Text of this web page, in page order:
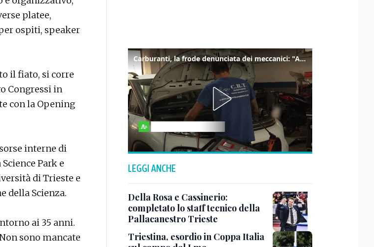
platee,
ospiti, speaker
il fiato, si corre
Congressi in
con la Opening
interne di
Park e
di Trieste e
della Scienza.
ai 35 anni.
sono mancate
Carburanti, la frode denunciata dei meccanici: "Acqua in gasolio e benzina"
LEGGI ANCHE
Della Rosa e Cassinerio:
completato lo staff tecnico della
Pallacanestro Trieste
Triestina, esordio in Coppa Italia